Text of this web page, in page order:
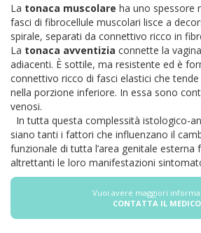
La tonaca muscolare ha uno spessore
fasci di fibrocellule muscolari lisce a
spirale, separati da connettivo ricco in
La tonaca avventizia connette la
adiacenti. È sottile, ma resistente ed è
connettivo ricco di fasci elastici che
nella porzione inferiore. In essa sono
venosi.
In tutta questa complessità istologico-
siano tanti i fattori che influenzano il
funzionale di tutta l’area genitale esterna
altrettanti le loro manifestazioni
Vuoi avere maggiori
CONTATTA IL MEDICO